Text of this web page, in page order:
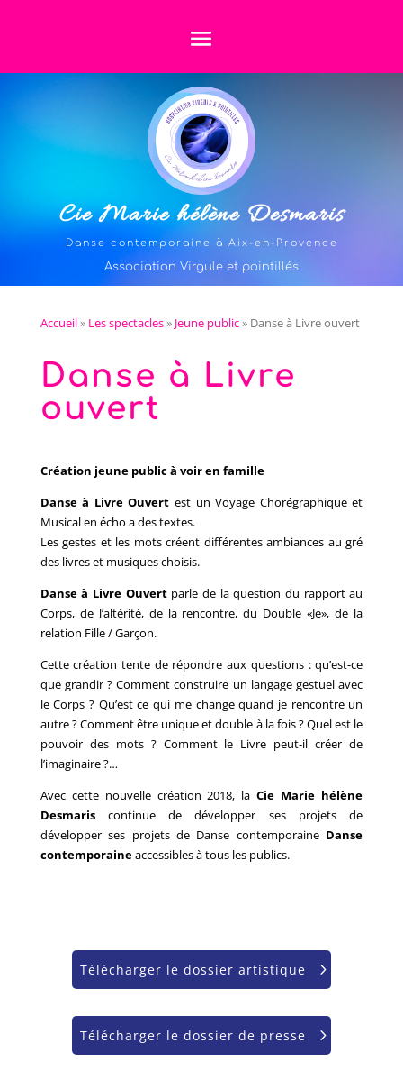
Cie Marie hélène Desmaris
Danse contemporaine à Aix-en-Provence
Association Virgule et pointillés
Accueil» Les spectacles» Jeune public» Danse à Livre ouvert
Danse à Livre
ouvert
Création jeune public à voir en famille
Danse à Livre Ouvert est un Voyage Chorégraphique et
Musical en écho a des textes.
Les gestes et les mots créent différentes ambiances au gré
des livres et musiques choisis.
Danse à Livre Ouvertparle de la question du rapport au
Corps, de l’altérité, de la rencontre, du Double «Je», de la
relation Fille / Garçon.
Cette création tente de répondre aux questions : qu’est-ce
que grandir ? Comment construire un langage gestuel avec
le Corps ? Qu’est ce qui me change quand je rencontre un
autre ? Comment être unique et double à la fois ? Quel est le
pouvoir des mots ? Comment le Livre peut-il créer de
l’imaginaire ?…
Avec cette nouvelle création 2018, laCie Marie hélène
Desmariscontinue de développer ses projets de
développer ses projets de Danse contemporaine Danse
contemporaineaccessibles à tous les publics.
Télécharger le dossier artistique
Télécharger le dossier de presse